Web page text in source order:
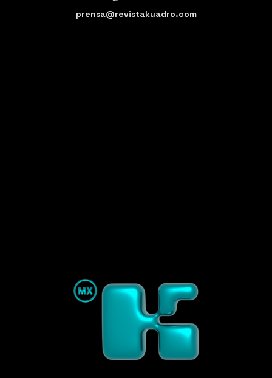
prensa@revistakuadro.com